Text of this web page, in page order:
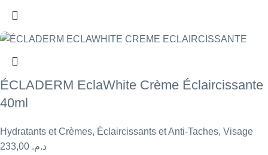
ÉCLADERM EclaWhite Crème Éclaircissante
40ml
Hydratants et Crèmes, Éclaircissants et Anti-Taches, Visage
د.م.